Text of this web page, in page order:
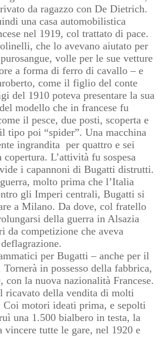
da ragazzo con De Dietrich.
una casa automobilistica
nel 1919, col trattato di pace.
che lo avevano aiutato per
volle per le sue vetture
a forma di ferro di cavallo – e
come il figlio del conte
del 1910 poteva presentare la sua
modello che in francese fu
il pesce, due posti, scoperta e
tipo poi “spider”. Una macchina
ingrandita per quattro e sei
L’attività fu sospesa
i capannoni di Bugatti distrutti.
molto prima che l’Italia
gli Imperi centrali, Bugatti si
a Milano. Da dove, col fratello
della guerra in Alsazia
da competizione che aveva
per Bugatti – anche per il
in possesso della fabbrica,
con la nuova nazionalità Francese.
ricavato della vendita di molti
motori ideati prima, e sepolti
una 1.500 bialbero in testa, la
vincere tutte le gare, nel 1920 e